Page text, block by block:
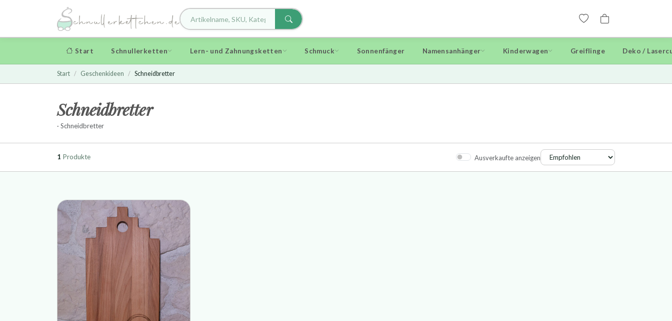
Start Schnullerketten Lern- und Zahnungsketten Schmuck Sonnenfänger Namensanhänger Kinderwagen Greiflinge Deko /
Start Geschenkideen Schneidbretter
Schneidbretter
· Schneidbretter
1 Produkte Ausverkaufte anzeigen